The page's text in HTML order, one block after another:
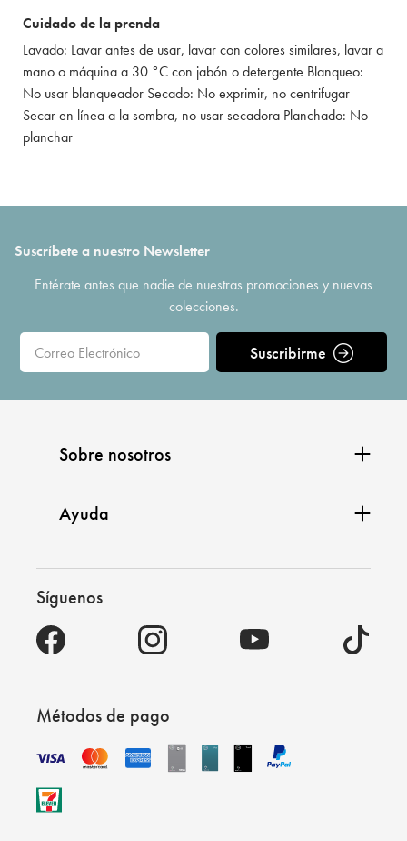
Cuidado de la prenda
Lavado: Lavar antes de usar, lavar con colores similares, lavar a
mano o máquina a 30 °C con jabón o detergente Blanqueo:
No usar blanqueador Secado: No exprimir, no centrifugar
Secar en línea a la sombra, no usar secadora Planchado: No
planchar
Suscríbete a nuestro Newsletter
Entérate antes que nadie de nuestras promociones y nuevas
colecciones.
Suscribirme
Sobre nosotros
Ayuda
Síguenos
Métodos de pago